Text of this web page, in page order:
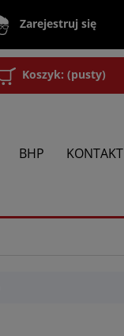
Zarejestruj się
Koszyk: (pusty)
BHP KONTAKT